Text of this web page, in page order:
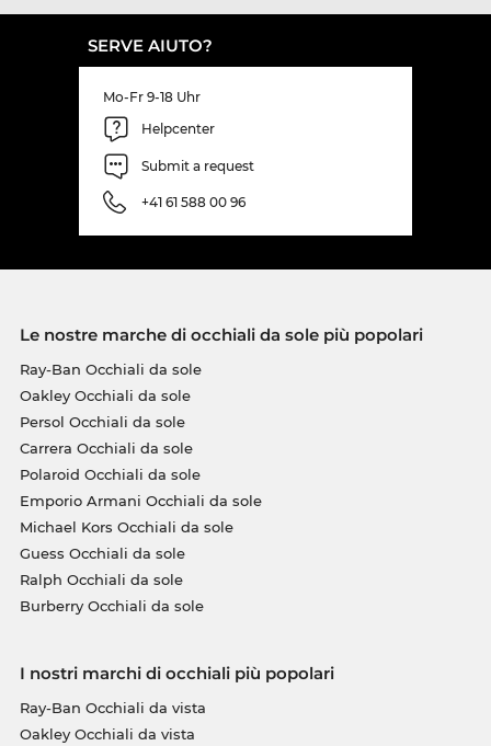
SERVE AIUTO?
Mo-Fr 9-18 Uhr
Helpcenter
Submit a request
+41 61 588 00 96
Le nostre marche di occhiali da sole più popolari
Ray-Ban Occhiali da sole
Oakley Occhiali da sole
Persol Occhiali da sole
Carrera Occhiali da sole
Polaroid Occhiali da sole
Emporio Armani Occhiali da sole
Michael Kors Occhiali da sole
Guess Occhiali da sole
Ralph Occhiali da sole
Burberry Occhiali da sole
I nostri marchi di occhiali più popolari
Ray-Ban Occhiali da vista
Oakley Occhiali da vista